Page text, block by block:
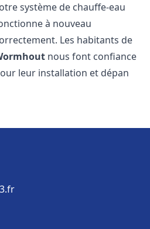
système de chauffe-eau
à nouveau
Les habitants de
nous font confiance
leur installation et dépan